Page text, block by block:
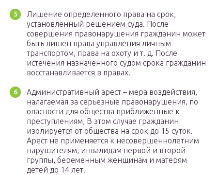
Лишение определенного права на срок,
установленный решением суда. После
совершения правонарушения гражданин может
быть лишен права управления личным
транспортом, права на охоту и т. д. После
истечения назначенного судом срока гражданин
восстанавливается в правах.
Административный арест – мера воздействия,
налагаемая за серьезные правонарушения, по
опасности для общества приближенные к
преступлениям, В этом случае гражданин
изолируется от общества на срок до 15 суток.
Арест не применяется к несовершеннолетним
нарушителям, инвалидам первой и второй
группы, беременным женщинам и матерям
детей до 14 лет.